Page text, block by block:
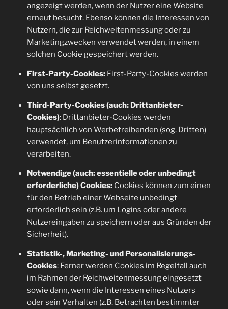
angezeigt werden, wenn der Nutzer eine Website
erneut besucht. Ebenso können die Interessen von
Nutzern, die zur Reichweitenmessung oder zu
Marketingzwecken verwendet werden, in einem
solchen Cookie gespeichert werden.
First-Party-Cookies:First-Party-Cookies werden
von uns selbst gesetzt.
Third-Party-Cookies (auch: Drittanbieter-
Cookies): Drittanbieter-Cookies werden
hauptsächlich von Werbetreibenden (sog. Dritten)
verwendet, um Benutzerinformationen zu
verarbeiten.
Notwendige (auch: essentielle oder unbedingt
erforderliche) Cookies:Cookies können zum einen
für den Betrieb einer Webseite unbedingt
erforderlich sein (z.B. um Logins oder andere
Nutzereingaben zu speichern oder aus Gründen der
Sicherheit).
Statistik-, Marketing- und Personalisierungs-
Cookies: Ferner werden Cookies im Regelfall auch
im Rahmen der Reichweitenmessung eingesetzt
sowie dann, wenn die Interessen eines Nutzers
oder sein Verhalten (z.B. Betrachten bestimmter